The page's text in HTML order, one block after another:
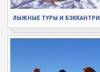
ЛЫЖНЫЕ ТУРЫ И БЭККАНТРИ